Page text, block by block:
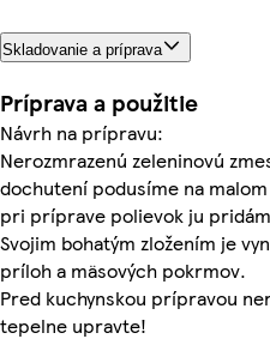
Skladovanie a príprava
Príprava a použitie
Návrh na prípravu:
Nerozmrazenú zeleninovú
dochutení podusíme na
pri príprave polievok ju
Svojim bohatým zložením je
príloh a mäsových pokrmov.
Pred kuchynskou prípravou
tepelne upravte!